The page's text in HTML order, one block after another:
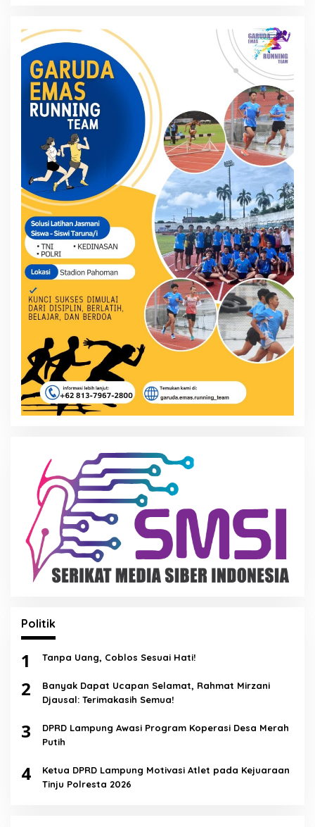
Politik
1 Tanpa Uang, Coblos Sesuai Hati!
2
Banyak Dapat Ucapan Selamat, Rahmat Mirzani
Djausal: Terimakasih Semua!
3
DPRD Lampung Awasi Program Koperasi Desa Merah
Putih
4
Ketua DPRD Lampung Motivasi Atlet pada Kejuaraan
Tinju Polresta 2026